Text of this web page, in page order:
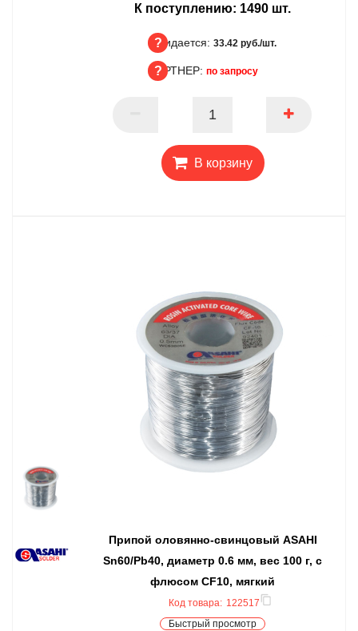
К поступлению: 1490 шт.
Ожидается
Ожидается: 33.42 руб./шт.
ПАРТНЕР: по запросу
В корзину
Припой оловянно-свинцовый ASAHI
Sn60/Pb40, диаметр 0.6 мм, вес 100 г, с
флюсом CF10, мягкий
Код товара: 122517
Быстрый просмотр